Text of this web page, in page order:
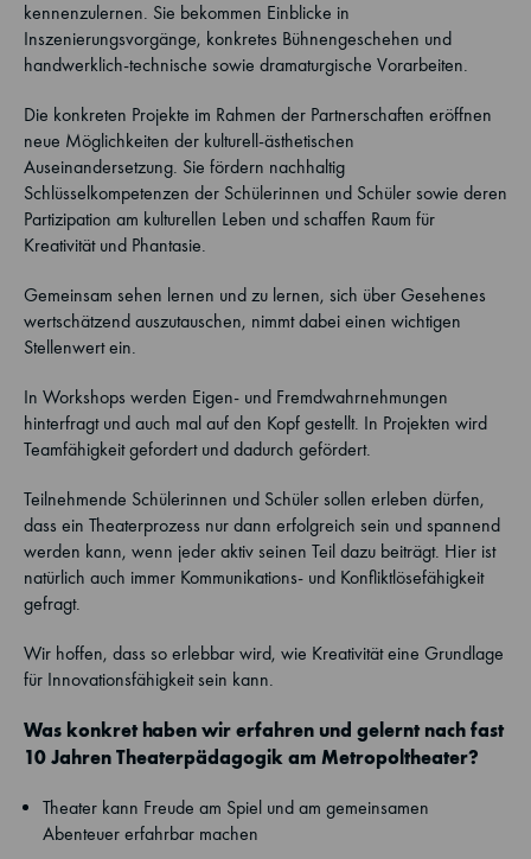
kennenzulernen. Sie bekommen Einblicke in
Inszenierungsvorgänge, konkretes Bühnengeschehen und
handwerklich-technische sowie dramaturgische Vorarbeiten.
Die konkreten Projekte im Rahmen der Partnerschaften eröffnen
neue Möglichkeiten der kulturell-ästhetischen
Auseinandersetzung. Sie fördern nachhaltig
Schlüsselkompetenzen der Schülerinnen und Schüler sowie deren
Partizipation am kulturellen Leben und schaffen Raum für
Kreativität und Phantasie.
Gemeinsam sehen lernen und zu lernen, sich über Gesehenes
wertschätzend auszutauschen, nimmt dabei einen wichtigen
Stellenwert ein.
In Workshops werden Eigen- und Fremdwahrnehmungen
hinterfragt und auch mal auf den Kopf gestellt. In Projekten wird
Teamfähigkeit gefordert und dadurch gefördert.
Teilnehmende Schülerinnen und Schüler sollen erleben dürfen,
dass ein Theaterprozess nur dann erfolgreich sein und spannend
werden kann, wenn jeder aktiv seinen Teil dazu beiträgt. Hier ist
natürlich auch immer Kommunikations- und Konfliktlösefähigkeit
gefragt.
Wir hoffen, dass so erlebbar wird, wie Kreativität eine Grundlage
für Innovationsfähigkeit sein kann.
Was konkret haben wir erfahren und gelernt nach fast
10 Jahren Theaterpädagogik am Metropoltheater?
Theater kann Freude am Spiel und am gemeinsamen
Abenteuer erfahrbar machen